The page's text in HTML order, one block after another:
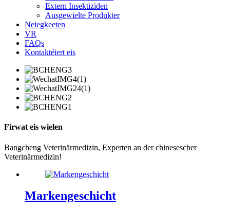
Extern Insektiziden
Ausgewielte Produkter
Neiegkeeten
VR
FAQs
Kontaktéiert eis
Firwat eis wielen
Bangcheng Veterinärmedizin, Experten an der chinesescher
Veterinärmedizin!
Markengeschicht